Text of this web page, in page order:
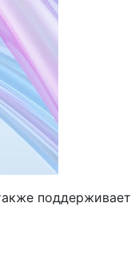
поддерживает